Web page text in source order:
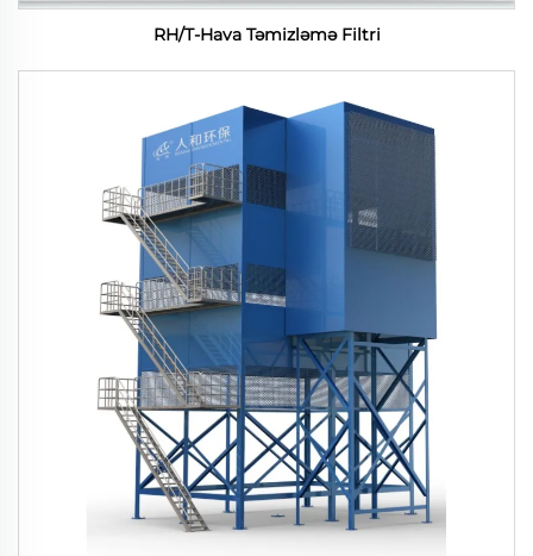
RH/T-Hava Təmizləmə Filtri